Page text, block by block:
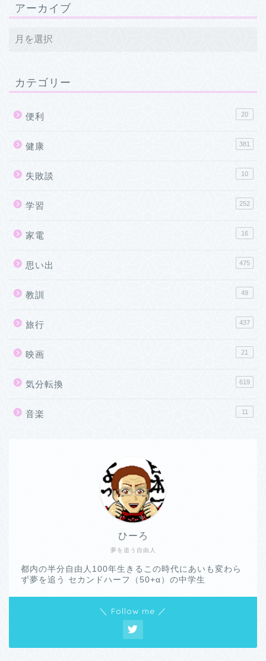
アーカイブ
カテゴリー
便利 20
健康 381
失敗談 10
学習 252
家電 16
思い出 475
教訓 49
旅行 437
映画 21
気分転換 619
音楽 11
夢を追う自由人
ひーろ
都内の半分自由人100年生きるこの時代にあいも変わら
ず夢を追う セカンドハーフ（50+α）の中学生
＼ Follow me ／